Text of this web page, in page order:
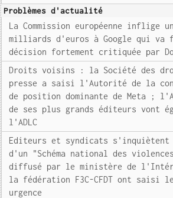
Problèmes d'actualité
La Commission européenne inflige
milliards d'euros à Google qui va
décision fortement critiquée par
Droits voisins : la Société des
presse a saisi l'Autorité de la
de position dominante de Meta ;
de ses plus grands éditeurs vont
l'ADLC
Editeurs et syndicats
d'un "Schéma national des
diffusé par le ministère de
la fédération F3C-CFDT ont saisi
urgence